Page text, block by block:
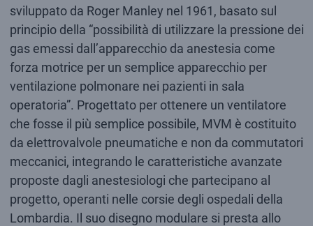
sviluppato da Roger Manley nel 1961, basato sul
principio della “possibilità di utilizzare la pressione dei
gas emessi dall’apparecchio da anestesia come
forza motrice per un semplice apparecchio per
ventilazione polmonare nei pazienti in sala
operatoria”. Progettato per ottenere un ventilatore
che fosse il più semplice possibile, MVM è costituito
da elettrovalvole pneumatiche e non da commutatori
meccanici, integrando le caratteristiche avanzate
proposte dagli anestesiologi che partecipano al
progetto, operanti nelle corsie degli ospedali della
Lombardia. Il suo disegno modulare si presta allo